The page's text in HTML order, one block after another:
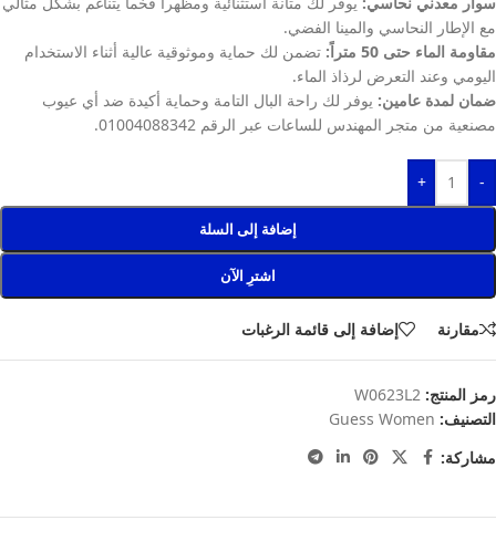
مع الإطار النحاسي والمينا الفضي.
مقاومة الماء حتى 50 متراً:
تضمن لك حماية وموثوقية عالية أثناء الاستخدام
اليومي وعند التعرض لرذاذ الماء.
ضمان لمدة عامين: يوفر لك راحة البال التامة وحماية أكيدة ضد أي عيوب
مصنعية من متجر المهندس للساعات عبر الرقم 01004088342.
-
+
إضافة إلى السلة
اشترِ الآن
مقارنة إضافة إلى قائمة الرغبات
رمز المنتج: W0623L2
التصنيف: Guess Women
مشاركة: